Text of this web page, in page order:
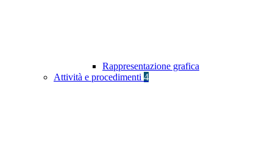
Rappresentazione grafica
Attività e procedimenti 4